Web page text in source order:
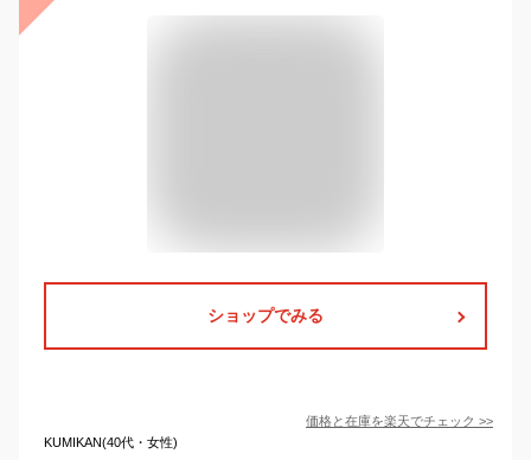
ショップでみる
価格と在庫を楽天でチェック >>
KUMIKAN(40代・女性)